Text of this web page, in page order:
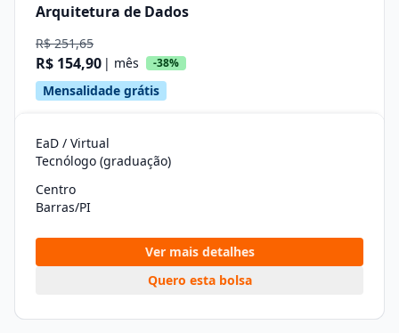
Arquitetura de Dados
R$ 251,65
R$ 154,90 | mês -38%
Mensalidade grátis
EaD / Virtual
Tecnólogo (graduação)
Centro
Barras/PI
Ver mais detalhes
Quero esta bolsa